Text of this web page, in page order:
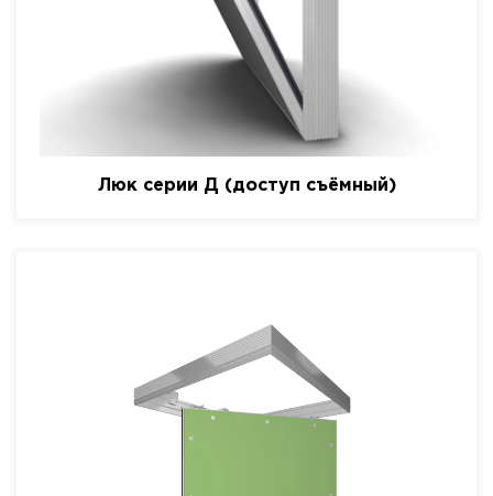
Люк серии Д (доступ съёмный)